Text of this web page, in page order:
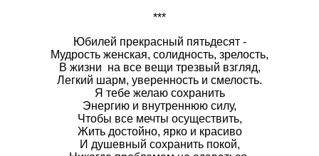
***
Юбилей прекрасный пятьдесят -
Мудрость женская, солидность, зрелость,
В жизни на все вещи трезвый взгляд,
Легкий шарм, уверенность и смелость.
Я тебе желаю сохранить
Энергию и внутреннюю силу,
Чтобы все мечты осуществить,
Жить достойно, ярко и красиво
И душевный сохранить покой,